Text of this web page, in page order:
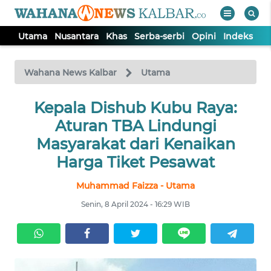
Utama Nusantara Khas Serba-serbi Opini Indeks
Wahana News Kalbar Utama
Kepala Dishub Kubu Raya:
Aturan TBA Lindungi
Masyarakat dari Kenaikan
Harga Tiket Pesawat
Muhammad Faizza - Utama
Senin, 8 April 2024 - 16:29 WIB
TV
Tutup
UTAMA
NUSANTARA
SERBI